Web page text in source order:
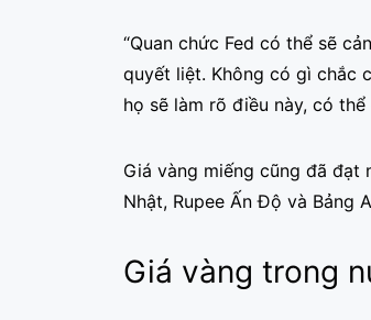
“Quan chức Fed có thể sẽ
quyết liệt. Không có gì chắc
họ sẽ làm rõ điều này, có
Giá vàng miếng cũng đã đạt
Nhật, Rupee Ấn Độ và Bảng
Giá vàng trong